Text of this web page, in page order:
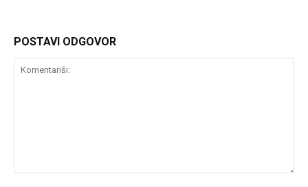
POSTAVI ODGOVOR